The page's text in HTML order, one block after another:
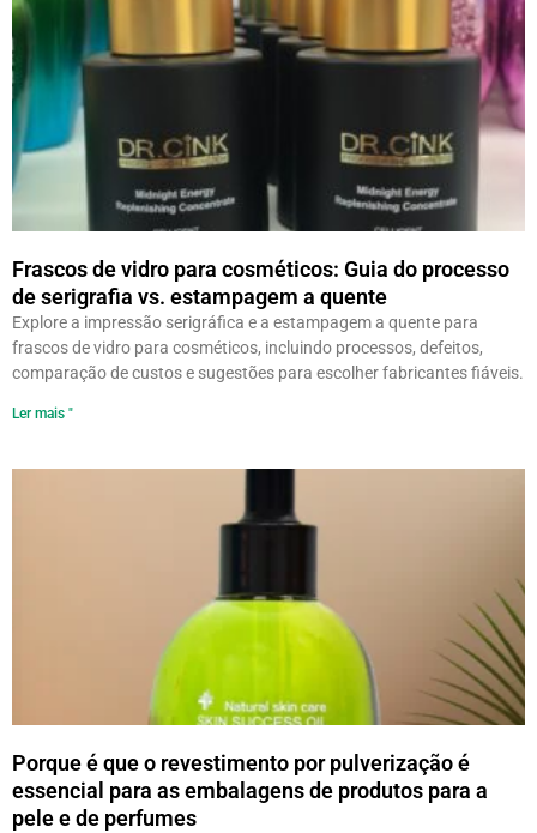
Frascos de vidro para cosméticos: Guia do processo
de serigrafia vs. estampagem a quente
Explore a impressão serigráfica e a estampagem a quente para
frascos de vidro para cosméticos, incluindo processos, defeitos,
comparação de custos e sugestões para escolher fabricantes fiáveis.
Ler mais "
Porque é que o revestimento por pulverização é
essencial para as embalagens de produtos para a
pele e de perfumes